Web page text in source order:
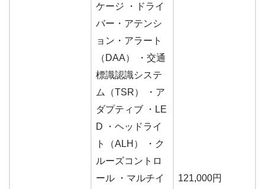
ケージ ・ドライ
バー・アテンシ
ョン・アラート
（DAA） ・交通
標識認識システ
ム（TSR） ・ア
ダプティブ ・LE
D ・ヘッドライ
ト（ALH） ・ク
ルーズコントロ
ール ・マルチイ
121,000円